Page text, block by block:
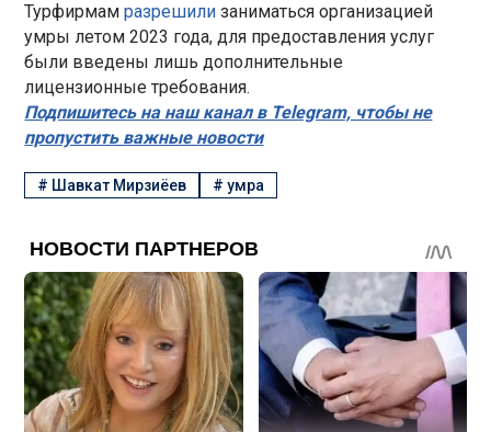
Турфирмамразрешилизаниматься организацией
умры летом 2023 года, для предоставления услуг
были введены лишь дополнительные
лицензионные требования.
Подпишитесь на наш канал в Telegram, чтобы не
пропустить важные новости
# Шавкат Мирзиёев #умра